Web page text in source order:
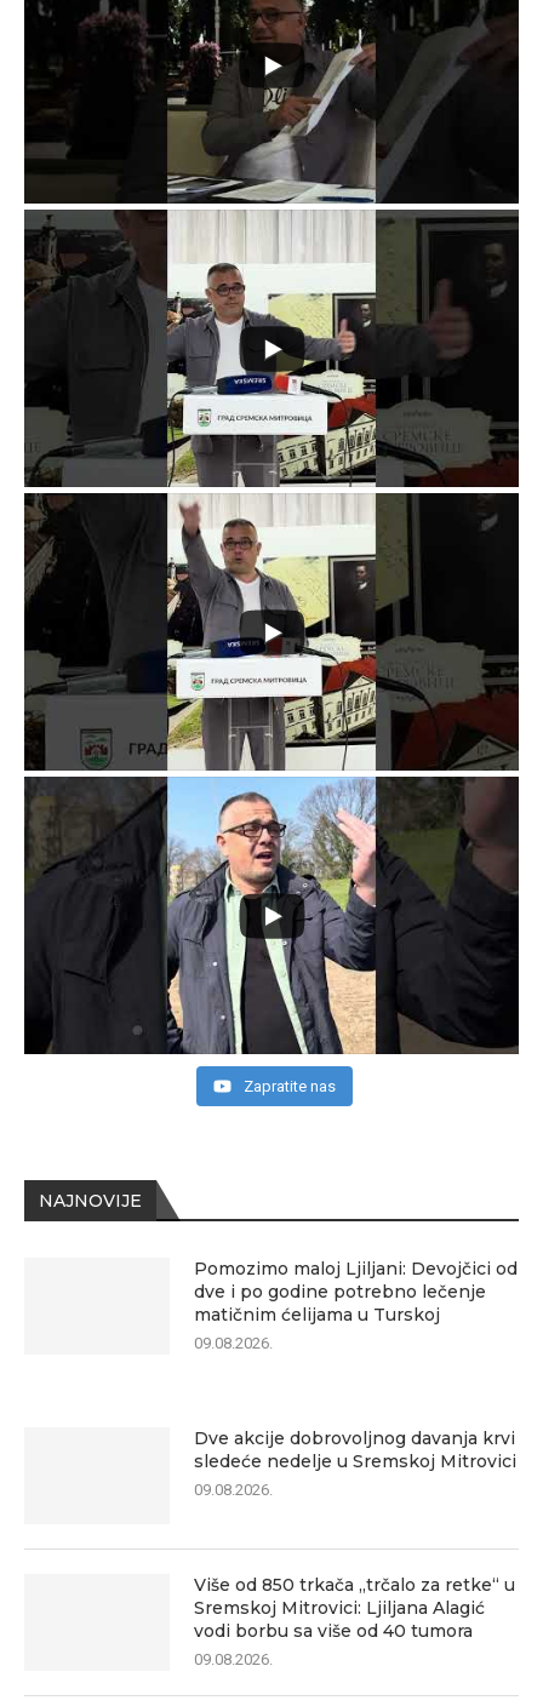
NAJNOVIJE
Pomozimo maloj Ljiljani: Devojčici od
dve i po godine potrebno lečenje
matičnim ćelijama u Turskoj
09.08.2026.
Dve akcije dobrovoljnog davanja krvi
sledeće nedelje u Sremskoj Mitrovici
09.08.2026.
Više od 850 trkača „trčalo za retke“ u
Sremskoj Mitrovici: Ljiljana Alagić
vodi borbu sa više od 40 tumora
09.08.2026.
Zapratite nas